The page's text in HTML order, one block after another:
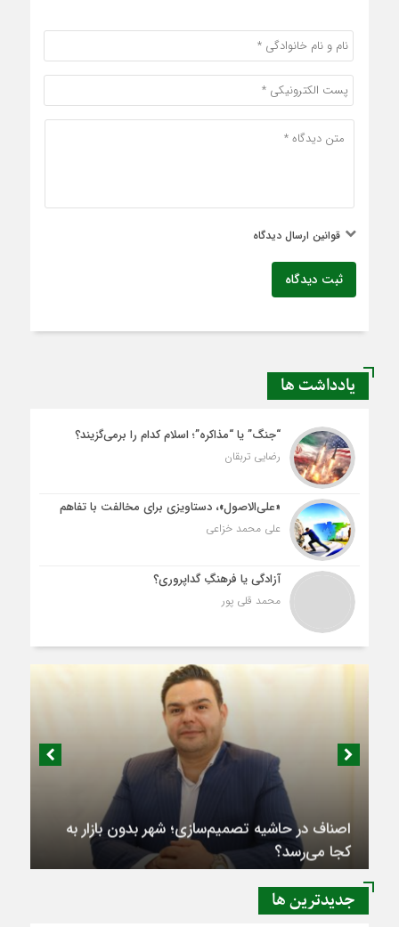
قوانین ارسال دیدگاه
ثبت دیدگاه
یادداشت ها
“جنگ” یا “مذاکره”؛ اسلام کدام را برمی‌گزیند؟
رضایی تربقان
«علی‌الاصول»، دستاویزی برای مخالفت با تفاهم
علی محمد خزاعی
آزادگی یا فرهنگِ گداپروری؟
محمد قلی پور
اصناف در حاشیه تصمیم‌سازی؛ شهر بدون بازار به
کجا می‌رسد؟
جديدترين ها